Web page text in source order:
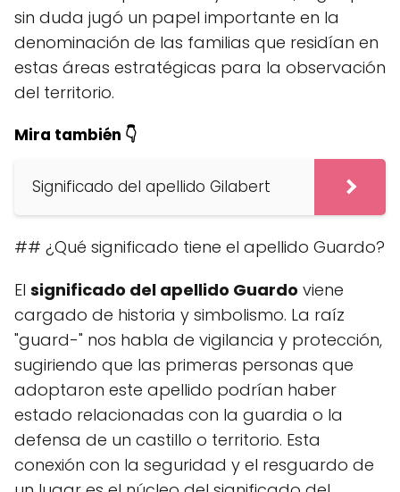
sin duda jugó un papel importante en la
denominación de las familias que residían en
estas áreas estratégicas para la observación
del territorio.
Mira también 👇
Significado del apellido Gilabert
## ¿Qué significado tiene el apellido Guardo?
El significado del apellido Guardo viene
cargado de historia y simbolismo. La raíz
"guard-" nos habla de vigilancia y protección,
sugiriendo que las primeras personas que
adoptaron este apellido podrían haber
estado relacionadas con la guardia o la
defensa de un castillo o territorio. Esta
conexión con la seguridad y el resguardo de